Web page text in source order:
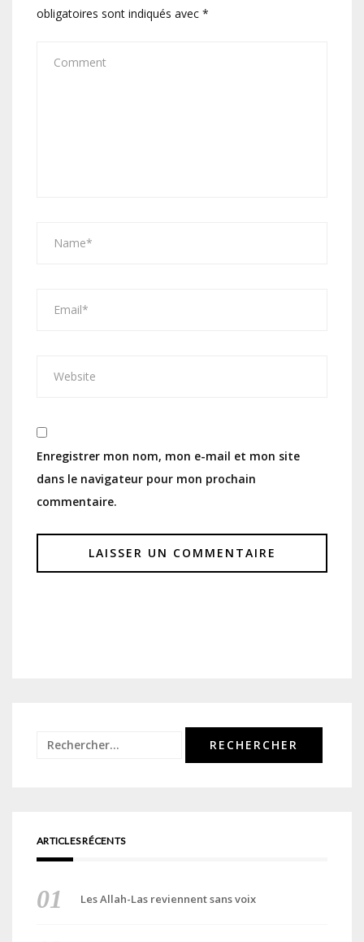
obligatoires sont indiqués avec *
Enregistrer mon nom, mon e-mail et mon site
dans le navigateur pour mon prochain
commentaire.
Rechercher :
ARTICLES RÉCENTS
Les Allah-Las reviennent sans voix